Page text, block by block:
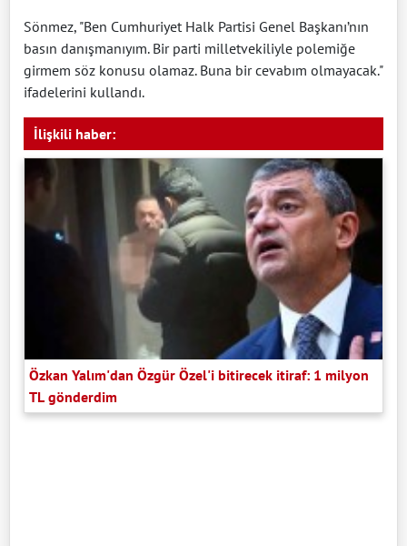
Sönmez, "Ben Cumhuriyet Halk Partisi Genel Başkanı’nın
basın danışmanıyım. Bir parti milletvekiliyle polemiğe
girmem söz konusu olamaz. Buna bir cevabım olmayacak."
ifadelerini kullandı.
İlişkili haber:
Özkan Yalım'dan Özgür Özel'i bitirecek itiraf: 1 milyon
TL gönderdim